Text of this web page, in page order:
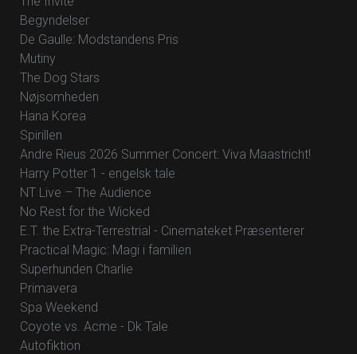
Begyndelser
De Gaulle: Modstandens Pris
Mutiny
The Dog Stars
Nøjsomheden
Hana Korea
Spirillen
Andre Rieus 2026 Summer Concert: Viva Maastricht!
Harry Potter 1 - engelsk tale
NT Live – The Audience
No Rest for the Wicked
E.T. the Extra-Terrestrial - Cinemateket Præsenterer
Practical Magic: Magi i familien
Superhunden Charlie
Primavera
Spa Weekend
Coyote vs. Acme - Dk Tale
Autofiktion